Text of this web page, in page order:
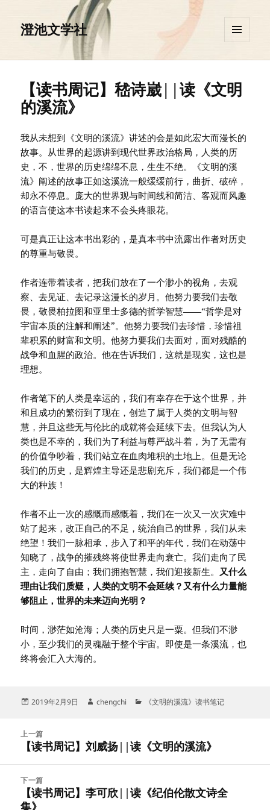
澄池文学社
挂件
【读书周记】嵇诗崴||读《文明
的溪流》
我从未想到《文明的溪流》讲述的会是如此宏大而漫长的
故事。从世界的起源讲到现代世界政治格局，人类的历
史，不，世界的历史绵绵不息，生生不绝。《文明的溪
流》阐述的故事正如这溪流一般缓缓前行，曲折、破碎，
却永不停息。庞大的世界观与时间线和简洁、客观而风趣
的语言使这本书读起来不会头疼眼花。
可是真正让这本书出彩的，是真本书中流露出作者对历史
的尊重与敬畏。
作者连带着读者，把我们放在了一个渺小的视角，去观
察、去见证、去记录这漫长的岁月。他努力要我们去敬
畏，敬畏柏拉图和亚里士多德的哲学智慧——“哲学是对
宇宙本质的注解和阐述”。他努力要我们去珍惜，珍惜祖
辈积累的财富和文明。他努力要我们去面对，面对残酷的
战争和血腥的政治。他在告诉我们，这就是现实，这也是
理想。
作者笔下的人类是幸运的，我们有幸存在于这个世界，并
和且成功的繁衍到了现在，创造了属于人类的文明与智
慧，并且这些无与伦比的成就将会延续下去。但我认为人
类也是不幸的，我们为了利益与尊严战斗着，为了无需有
的价值争吵着，我们站立在血肉堆积的土地上。但是无论
我们的历史，是辉煌主导还是悲剧充斥，我们都是一个伟
大的种族！
作者不止一次的感慨而感慨着，我们在一次又一次灾难中
站了起来，改正自己的不足，统治自己的世界，我们从未
绝望！我们一脉相承，步入了和平的年代，我们在动荡中
知晓了，战争的摧残终将使世界走向衰亡。我们走向了民
主，走向了自由；我们拥抱智慧，我们迎接新生。 又什么
理由让我们质疑，人类的文明不会延续？又有什么力量能
够阻止，世界的未来迈向光明？
时间，渺茫如沧海；人类的历史只是一粟。但我们不渺
小，至少我们的灵魂融于整个宇宙。即使是一条溪流，也
终将会汇入大海的。
发
2019年2月9日
作
chengchi
分《文明的溪流》读书笔记
航
上一篇
上
文
章：
【读书周记】刘威扬||读《文明的溪流》
下一篇
下
篇
【读书周记】李可欣||读《纪伯伦散文诗全
集》